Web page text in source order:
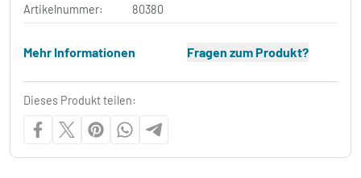
Artikelnummer: 80380
Mehr Informationen Fragen zum Produkt?
Dieses Produkt teilen: